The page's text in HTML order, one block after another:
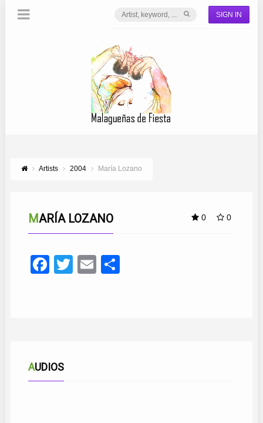
SIGN IN
Artists 2004 María Lozano
0 0
MARÍA LOZANO
Facebook
TwitterEmail
AUDIOSLOCURA DE AMOR
AIRE DE MAR